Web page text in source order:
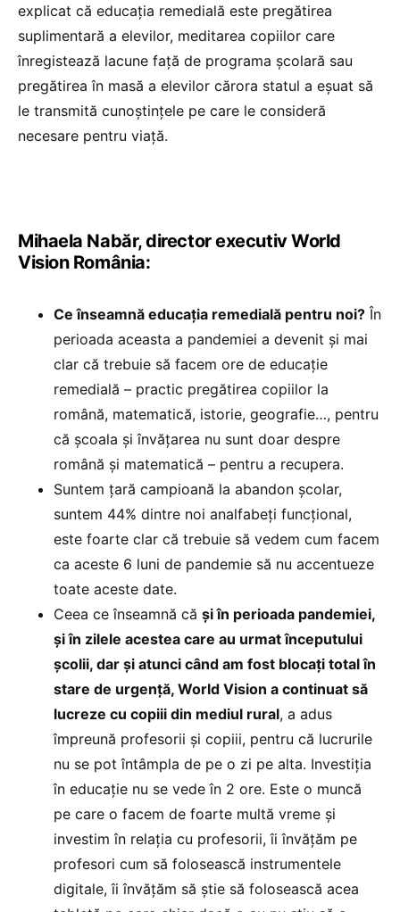
explicat că educația remedială este pregătirea
suplimentară a elevilor, meditarea copiilor care
înregistează lacune față de programa școlară sau
pregătirea în masă a elevilor cărora statul a eșuat să
le transmită cunoștințele pe care le consideră
necesare pentru viață.
Mihaela Nabăr, director executiv World
Vision România:
Ce înseamnă educația remedială pentru noi? În
perioada aceasta a pandemiei a devenit și mai
clar că trebuie să facem ore de educație
remedială – practic pregătirea copiilor la
română, matematică, istorie, geografie…, pentru
că școala și învățarea nu sunt doar despre
română și matematică – pentru a recupera.
Suntem țară campioană la abandon școlar,
suntem 44% dintre noi analfabeți funcțional,
este foarte clar că trebuie să vedem cum facem
ca aceste 6 luni de pandemie să nu accentueze
toate aceste date.
Ceea ce înseamnă că și în perioada pandemiei,
și în zilele acestea care au urmat începutului
școlii, dar și atunci când am fost blocați total în
stare de urgență, World Vision a continuat să
lucreze cu copiii din mediul rural, a adus
împreună profesorii și copiii, pentru că lucrurile
nu se pot întâmpla de pe o zi pe alta. Investiția
în educație nu se vede în 2 ore. Este o muncă
pe care o facem de foarte multă vreme și
investim în relația cu profesorii, îi învățăm pe
profesori cum să folosească instrumentele
digitale, îi învățăm să știe să folosească acea